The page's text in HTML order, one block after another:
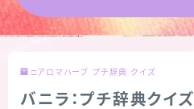
秘密部屋
□アロマハーブ プチ辞典 クイズ
バニラ：プチ辞典クイズ